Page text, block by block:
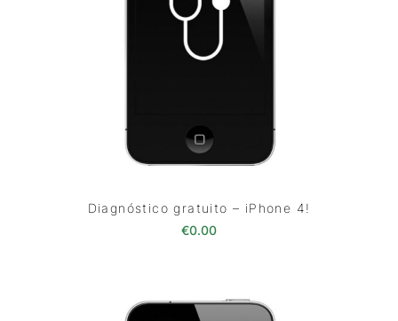
Diagnóstico gratuito – iPhone 4!
€0.00